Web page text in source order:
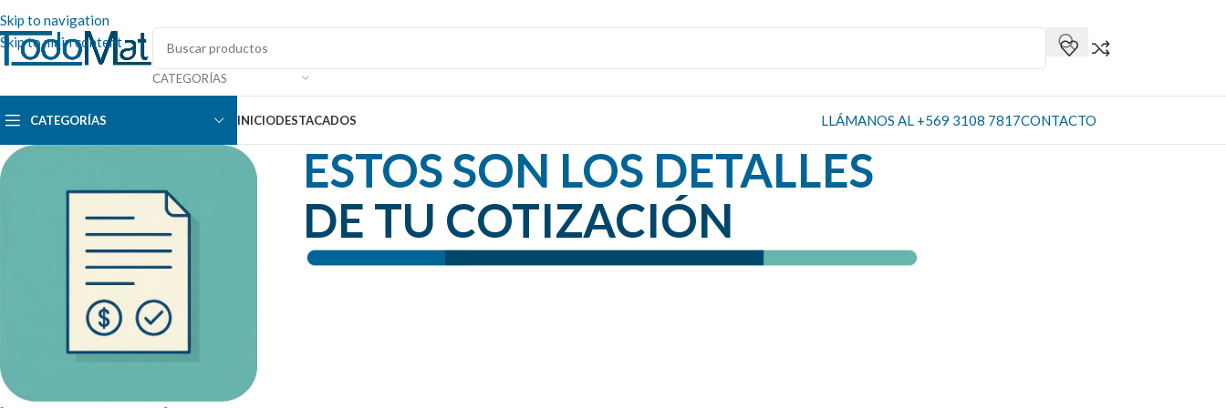
Skip to navigation
Skip to main content
CATEGORÍAS
CATEGORÍAS INICIODESTACADOS LLÁMANOS AL +569 3108 7817CONTACTO
ESTOS SON LOS DETALLES
DE TU COTIZACIÓN